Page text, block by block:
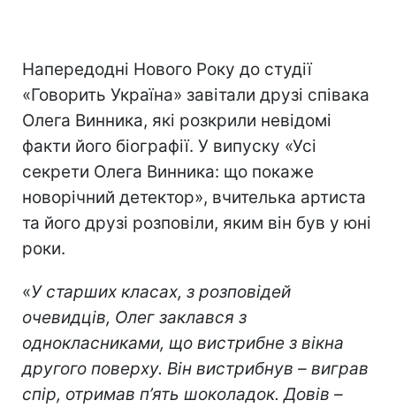
Напередодні Нового Року до студії
«Говорить Україна» завітали друзі співака
Олега Винника, які розкрили невідомі
факти його біографії. У випуску «Усі
секрети Олега Винника: що покаже
новорічний детектор», вчителька артиста
та його друзі розповіли, яким він був у юні
роки.
«У старших класах, з розповідей
очевидців, Олег заклався з
однокласниками, що вистрибне з вікна
другого поверху. Він вистрибнув – виграв
спір, отримав п’ять шоколадок. Довів –